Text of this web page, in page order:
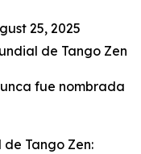
25, 2025
de Tango Zen
fue nombrada
Tango Zen: